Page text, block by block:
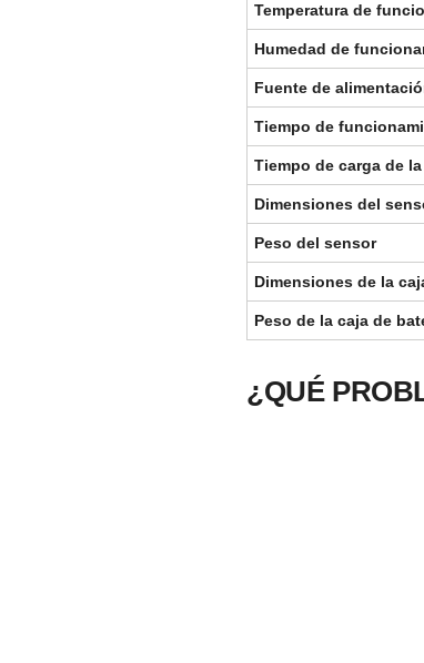
Temperatura de
Humedad de
Fuente de
Tiempo de
Tiempo de carga de
Dimensiones del
Peso del sensor
Dimensiones de la
Peso de la caja de
¿QUÉ